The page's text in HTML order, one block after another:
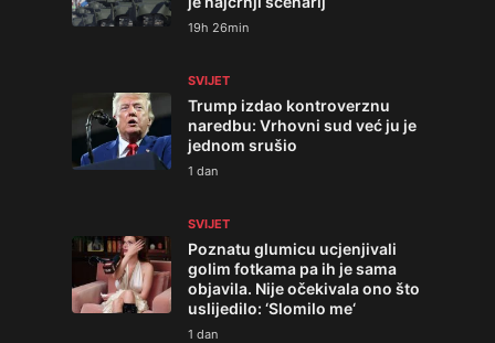
19h 26min
SVIJET
Trump izdao kontroverznu
naredbu: Vrhovni sud već ju je
jednom srušio
1 dan
SVIJET
Poznatu glumicu ucjenjivali
golim fotkama pa ih je sama
objavila. Nije očekivala ono što
uslijedilo: ‘Slomilo me‘
1 dan